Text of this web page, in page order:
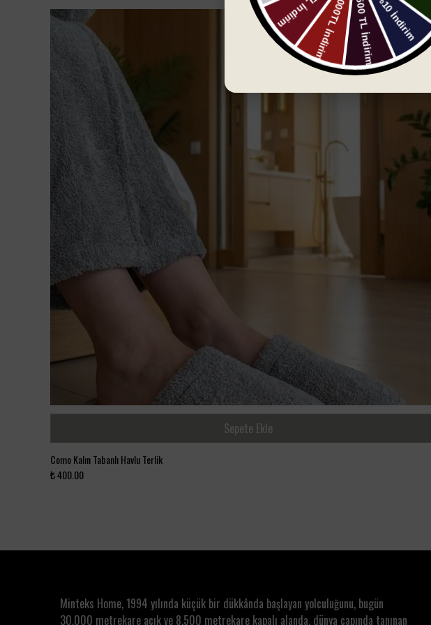
Sepete Ekle
Como Kalın Tabanlı Havlu Terlik
₺ 400.00
Minteks Home, 1994 yılında küçük bir dükkânda başlayan yolculuğunu, bugün
30.000 metrekare açık ve 8.500 metrekare kapalı alanda, dünya çapında tanınan